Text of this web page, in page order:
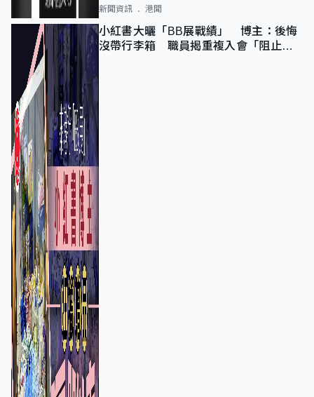
新聞資訊 港聞
小紅書大曬「BB展戰績」 博主：後悔
沒帶行李箱 職員揭重複入會「阻止唔